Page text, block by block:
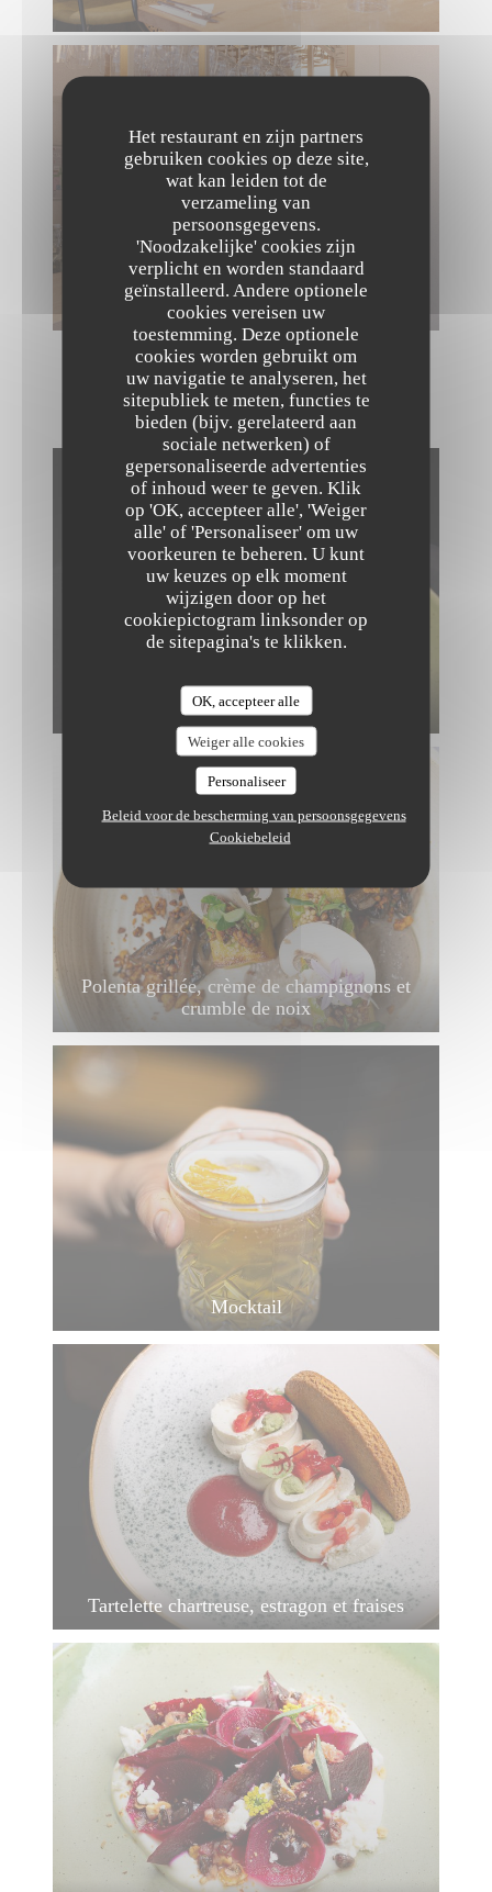
Het restaurant en zijn partners
gebruiken cookies op deze site,
wat kan leiden tot de
verzameling van
persoonsgegevens.
'Noodzakelijke' cookies zijn
verplicht en worden standaard
geïnstalleerd. Andere optionele
cookies vereisen uw
toestemming. Deze optionele
cookies worden gebruikt om
uw navigatie te analyseren, het
sitepubliek te meten, functies te
bieden (bijv. gerelateerd aan
sociale netwerken) of
gepersonaliseerde advertenties
of inhoud weer te geven. Klik
op 'OK, accepteer alle', 'Weiger
alle' of 'Personaliseer' om uw
voorkeuren te beheren. U kunt
uw keuzes op elk moment
wijzigen door op het
cookiepictogram linksonder op
de sitepagina's te klikken.
OK, accepteer alle
Weiger alle cookies
Personaliseer
Beleid voor de bescherming van persoonsgegevens
Cookiebeleid
NOS CRÉATIONS
Frittata aux herbes, asperges snackées,
yuzu
Polenta grillée, crème de champignons et
crumble de noix
Mocktail
Tartelette chartreuse, estragon et fraises
The Friendly Kitchen